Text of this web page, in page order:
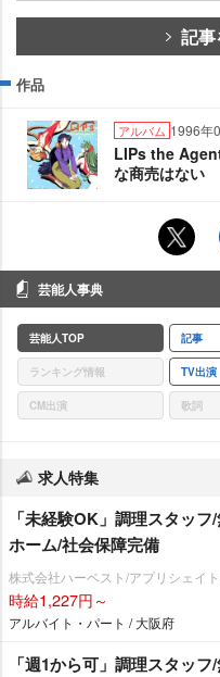
記
作品
アルバム 1996年
LIPs the
な商売はない
芸能人事典
芸能人TOP 記事
ランキング情報 TV出演
CM出演 歌詞
求人特集
「未経験OK」調理スタッ
ホーム/社会保障完備
株式会社ハーベスト/アプリシェイ
時給1,227円～
アルバイト・パート / 大阪府
「週1から可」調理スタッ